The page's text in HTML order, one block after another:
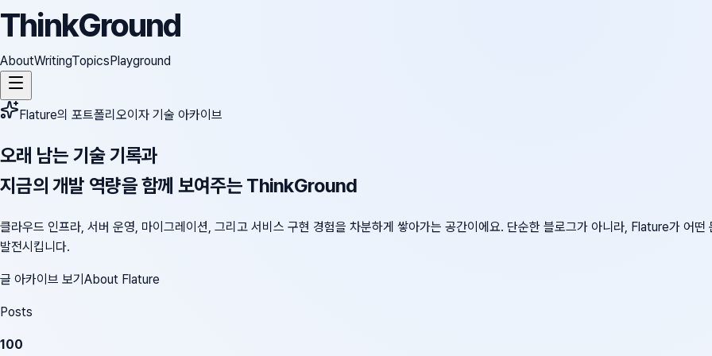
ThinkGround
AboutWritingTopicsPlayground
Flature의 포트폴리오이자 기술 아카이브
오래 남는 기술 기록과
지금의 개발 역량을 함께 보여주는 ThinkGround
클라우드 인프라, 서버 운영, 마이그레이션, 그리고 서비스 구현 경험을 차분하게 쌓아가는 공간이에요. 단순한 블로그가 아니라, Flature가 어
발전시킵니다.
글 아카이브 보기About Flature
Posts
100